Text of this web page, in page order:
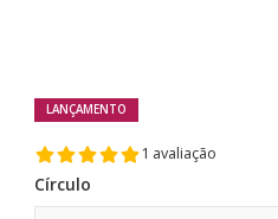
LANÇAMENTO
1 avaliação
Círculo